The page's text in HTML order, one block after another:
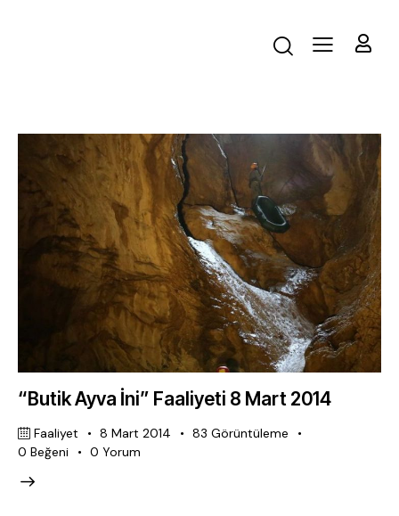
“Butik Ayva İni” Faaliyeti 8 Mart 2014
Faaliyet 8 Mart 2014 83 Görüntüleme
0 Beğeni 0 Yorum